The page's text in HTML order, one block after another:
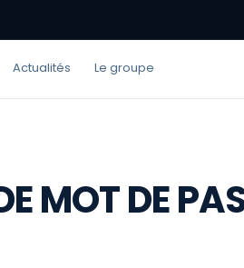
Actualités Le groupe
MOT DE